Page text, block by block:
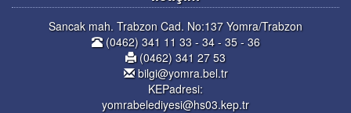
Sancak mah. Trabzon Cad. No:137 Yomra/Trabzon
(0462) 341 11 33 - 34 - 35 - 36
(0462) 341 27 53
bilgi@yomra.bel.tr
KEPadresi:
yomrabelediyesi@hs03.kep.tr